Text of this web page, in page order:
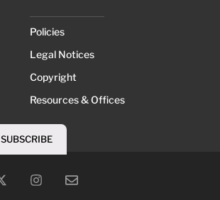
Policies
Legal Notices
Copyright
Resources & Offices
SUBSCRIBE